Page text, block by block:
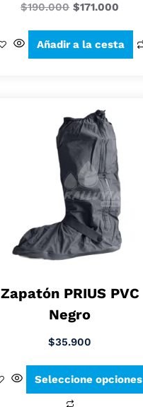
$190.000 $171.000
Añadir a la cesta
Zapatón PRIUS PVC
Negro
$35.900
Seleccione opciones